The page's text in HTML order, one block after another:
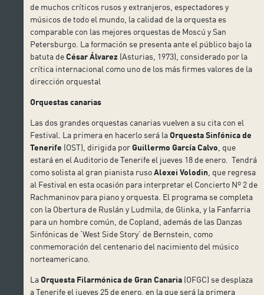
de muchos críticos rusos y extranjeros, espectadores y
músicos de todo el mundo, la calidad de la orquesta es
comparable con las mejores orquestas de Moscú y San
Petersburgo. La formación se presenta ante el público bajo la
batuta deCésar Álvarez (Asturias, 1973), considerado por la
crítica internacional como uno de los más firmes valores de la
dirección orquestal
Orquestas canarias
Las dos grandes orquestas canarias vuelven a su cita con el
Festival. La primera en hacerlo será laOrquesta Sinfónica de
Tenerife (OST), dirigida porGuillermo García Calvo , que
estará en el Auditorio de Tenerife el jueves 18 de enero. Tendrá
como solista al gran pianista rusoAlexei Volodin , que regresa
al Festival en esta ocasión para interpretar el Concierto Nº 2 de
Rachmaninov para piano y orquesta. El programa se completa
con la Obertura de Ruslán y Ludmila, de Glinka, y la Fanfarria
para un hombre común, de Copland, además de las Danzas
Sinfónicas de ‘West Side Story’ de Bernstein, como
conmemoración del centenario del nacimiento del músico
norteamericano.
LaOrquesta Filarmónica de Gran Canaria(OFGC) se desplaza
a Tenerife el jueves 25 de enero, en la que será la primera